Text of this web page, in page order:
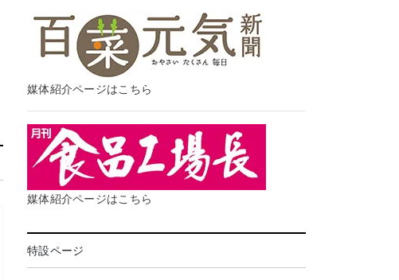
媒体紹介ページはこちら
媒体紹介ページはこちら
特設ページ